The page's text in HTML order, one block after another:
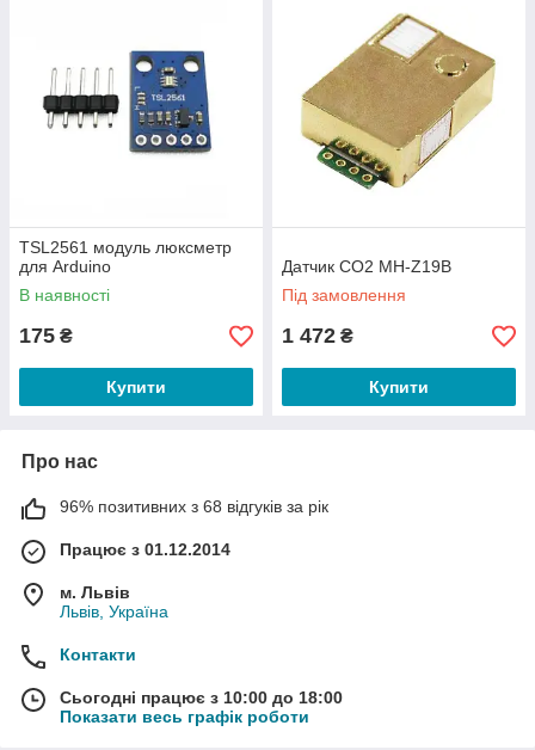
TSL2561 модуль люксметр
для Arduino
В наявності
175 ₴
Купити
Датчик CO2 MH-Z19B
Під замовлення
1 472 ₴
Купити
Про нас
96% позитивних з 68 відгуків за рік
Працює з 01.12.2014
м. Львів
Львів, Україна
Контакти
Сьогодні працює з 10:00 до 18:00
Показати весь графік роботи